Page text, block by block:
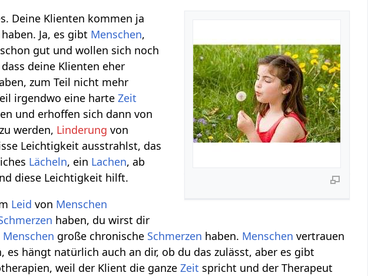
Deine Klienten kommen ja
Ja, es gibt Menschen,
gut und wollen sich noch
deine Klienten eher
zum Teil nicht mehr
irgendwo eine harteZeit
und erhoffen sich dann von
werden, Linderung von
Leichtigkeit ausstrahlst, das
Lächeln, ein Lachen, ab
diese Leichtigkeit hilft.
Leid von Menschen
haben, du wirst dir
Menschen große chronische Schmerzen haben. Menschen vertrauen
es hängt natürlich auch an dir, ob du das zulässt, aber es gibt
weil der Klient die ganzeZeit spricht und der Therapeut